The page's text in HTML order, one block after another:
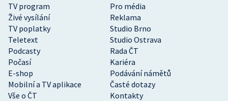
TV program
Pro média
Živé vysílání
Reklama
TV poplatky
Studio Brno
Teletext
Studio Ostrava
Podcasty
Rada ČT
Počasí
Kariéra
E-shop
Podávání námětů
Mobilní a TV aplikace
Časté dotazy
Vše o ČT
Kontakty